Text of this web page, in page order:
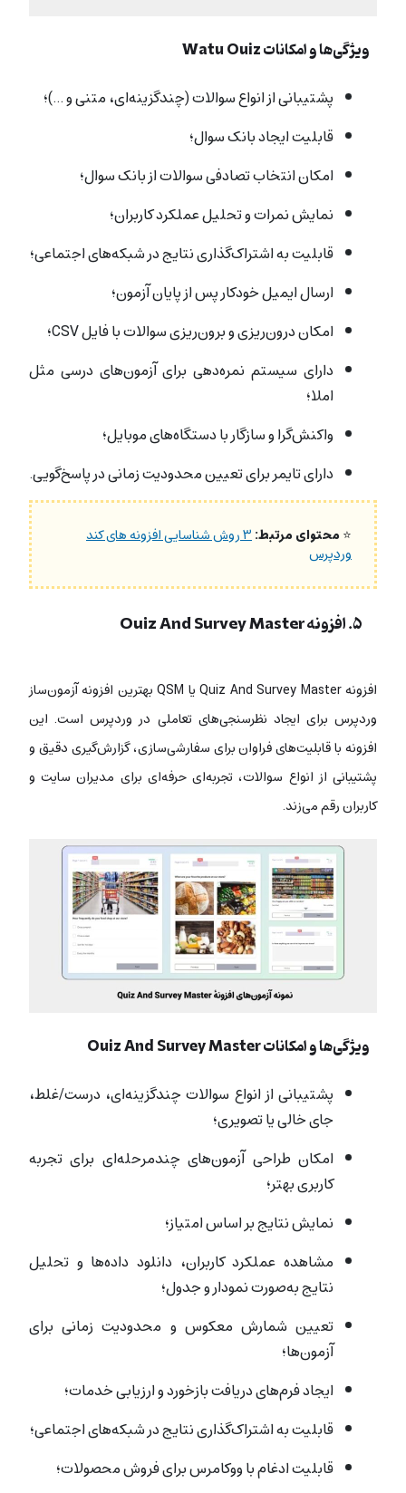
ویژگی‌ها و امکانات Watu Quiz
پشتیبانی از انواع سوالات (چندگزینه‌ای، متنی و …)؛
قابلیت ایجاد بانک سوال؛
امکان انتخاب تصادفی سوالات از بانک سوال؛
نمایش نمرات و تحلیل عملکرد کاربران؛
قابلیت به اشتراک‌گذاری نتایج در شبکه‌های اجتماعی؛
ارسال ایمیل خودکار پس از پایان آزمون؛
امکان درون‌ریزی و برون‌ریزی سوالات با فایل CSV؛
دارای سیستم نمره‌دهی برای آزمون‌های درسی مثل
املا؛
واکنش‌گرا و سازگار با دستگاه‌های موبایل؛
دارای تایمر برای تعیین محدودیت زمانی در پاسخ‌گویی.
⭐محتوای مرتبط: ۳ روش شناسایی افزونه های کند
وردپرس
۵. افزونه Quiz And Survey Master
افزونه Quiz And Survey Master یا QSM بهترین افزونه آزمون‌ساز
وردپرس برای ایجاد نظرسنجی‌های تعاملی در وردپرس است. این
افزونه با قابلیت‌‌های فراوان برای سفارشی‌سازی، گزارش‌گیری دقیق و
پشتیبانی از انواع سوالات، تجربه‌ای حرفه‌ای برای مدیران سایت و
کاربران رقم می‌زند.
ویژگی‌ها و امکانات Quiz And Survey Master
پشتیبانی از انواع سوالات چندگزینه‌ای، درست/غلط،
جای خالی یا تصویری؛
امکان طراحی آزمون‌های چندمرحله‌ای برای تجربه
کاربری بهتر؛
نمایش نتایج بر اساس امتیاز؛
مشاهده عملکرد کاربران، دانلود داده‌ها و تحلیل
نتایج به‌صورت نمودار و جدول؛
تعیین شمارش معکوس و محدودیت زمانی برای
آزمون‌ها؛
ایجاد فرم‌های دریافت بازخورد و ارزیابی خدمات؛
قابلیت به اشتراک‌گذاری نتایج در شبکه‌های اجتماعی؛
قابلیت ادغام با ووکامرس برای فروش محصولات؛